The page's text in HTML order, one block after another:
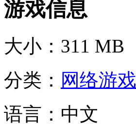
游戏信息
大小： 311 MB
分类： 网络游戏
语言： 中文